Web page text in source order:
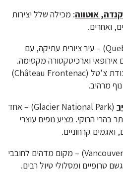
אוטווה: מכילה שלל יצירות
ואחרים.
(Quebec City) – עיר ציורית עתיקה, עם
אירופאי וארכיטקטורה מקסימה.
במיוחד כדאי לבקר במצודת צ'טל (Château Frontenac)
מרהיב.
(Glacier National Park) – אחד
בהרי הרוקי. מציע נופים עוצרי
ואגמים קרחוניים.
(Vancouver Island) – מקום מדהים לחובבי
טרופיים ומסלולי טיול רבים.